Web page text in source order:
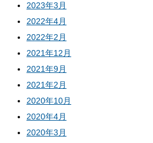
2023年3月
2022年4月
2022年2月
2021年12月
2021年9月
2021年2月
2020年10月
2020年4月
2020年3月